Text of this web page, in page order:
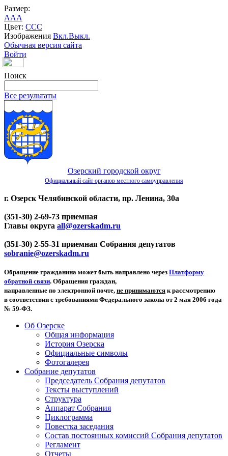
Размер:
AAA
Цвет: CCC
Изображения Вкл.Выкл.
Обычная версия сайта
Войти
Поиск
Все результаты
Озерский городской округ
Официальный сайт органов местного самоуправления
г. Озерск Челябинской области, пр. Ленина, 30а
(351-30) 2-69-73 приемная
Главы округа all@ozerskadm.ru
(351-30) 2-55-31 приемная Собрания депутатов
sobranie@ozerskadm.ru
Обращение гражданина может быть направлено через Платформу
обратной связи. Обращения граждан,
направленные по электронной почте, не принимаются к рассмотрению
в соответствии с требованиями Федерального закона от 2 мая 2006 года
№ 59-ФЗ.
Об Озерске
Общая информация
История Озерска
Официальные символы
Фотогалерея
Собрание депутатов
Председатель Собрания депутатов
Тексты выступлений
Структура
Аппарат Собрания
Циклограмма
Повестка заседания
Состав постоянных комиссий Собрания депутатов
Регламент
Отчеты